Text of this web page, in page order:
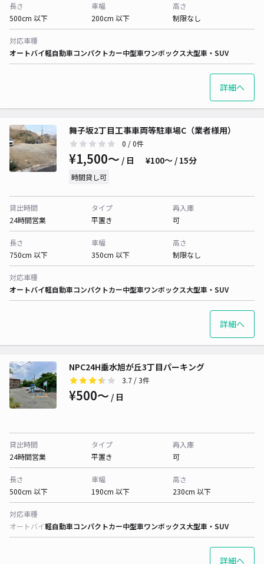
長さ
500cm 以下
車幅
200cm 以下
高さ
制限なし
対応車種
オートバイ軽自動車コンパクトカー中型車ワンボックス大型車・SUV
詳細へ
舞子坂2丁目工事車両等駐車場C（業者様用）
0 / 0件
¥1,500〜 / 日 ¥100〜 / 15分
時間貸し可
貸出時間
24時間営業
タイプ
平置き
再入庫
可
長さ
750cm 以下
車幅
350cm 以下
高さ
制限なし
対応車種
オートバイ軽自動車コンパクトカー中型車ワンボックス大型車・SUV
詳細へ
NPC24H垂水旭が丘3丁目パーキング
3.7 / 3件
¥500〜 / 日
貸出時間
24時間営業
タイプ
平置き
再入庫
可
長さ
500cm 以下
車幅
190cm 以下
高さ
230cm 以下
対応車種
オートバイ軽自動車コンパクトカー中型車ワンボックス大型車・SUV
詳細へ